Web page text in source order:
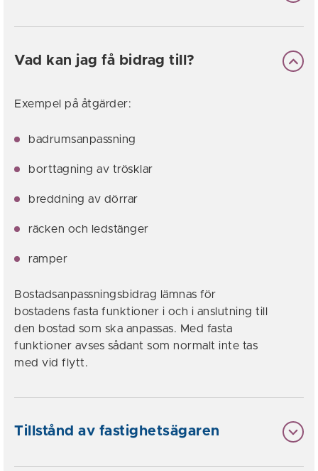
Vad kan jag få bidrag till?
Exempel på åtgärder:
badrumsanpassning
borttagning av trösklar
breddning av dörrar
räcken och ledstänger
ramper
Bostadsanpassningsbidrag lämnas för
bostadens fasta funktioner i och i anslutning till
den bostad som ska anpassas. Med fasta
funktioner avses sådant som normalt inte tas
med vid flytt.
Tillstånd av fastighetsägaren